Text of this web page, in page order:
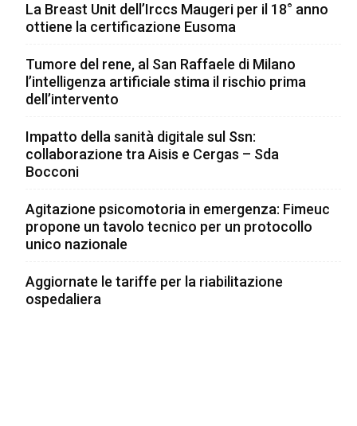
La Breast Unit dell’Irccs Maugeri per il 18° anno
ottiene la certificazione Eusoma
Tumore del rene, al San Raffaele di Milano
l’intelligenza artificiale stima il rischio prima
dell’intervento
Impatto della sanità digitale sul Ssn:
collaborazione tra Aisis e Cergas – Sda
Bocconi
Agitazione psicomotoria in emergenza: Fimeuc
propone un tavolo tecnico per un protocollo
unico nazionale
Aggiornate le tariffe per la riabilitazione
ospedaliera